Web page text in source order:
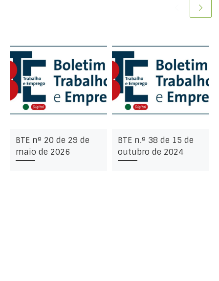
BTE nº 20 de 29 de
maio de 2026
BTE n.º 38 de 15 de
outubro de 2024